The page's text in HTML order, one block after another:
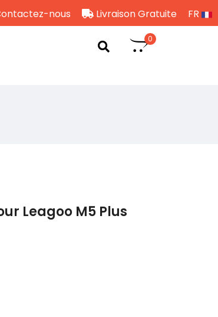
nous Livraison Gratuite FR
0
Leagoo M5 Plus